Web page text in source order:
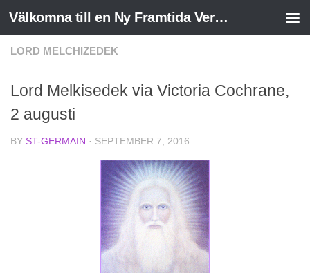
Skip to content Välkomna till en Ny Framtida Verklighet
LORD MELCHIZEDEK
Lord Melkisedek via Victoria Cochrane,
2 augusti
BY ST-GERMAIN · SEPTEMBER 7, 2016